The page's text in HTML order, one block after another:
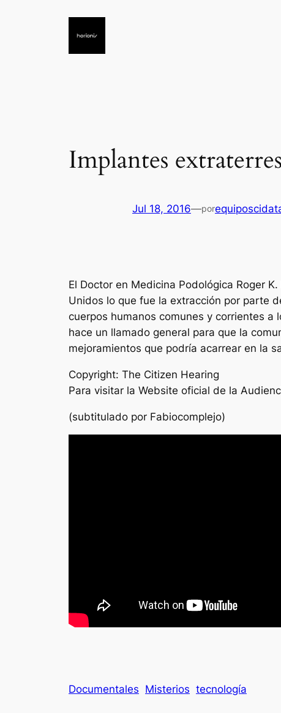
Implantes
Jul 18, 2016—por
El Doctor en Medicina Podológica Roger
Unidos lo que fue la extracción por parte
cuerpos humanos comunes y corrientes
hace un llamado general para que la
mejoramientos que podría acarrear en la
Copyright: The Citizen Hearing
Para visitar la Website oficial de la
(subtitulado por Fabiocomplejo)
Documentales Misterios tecnología